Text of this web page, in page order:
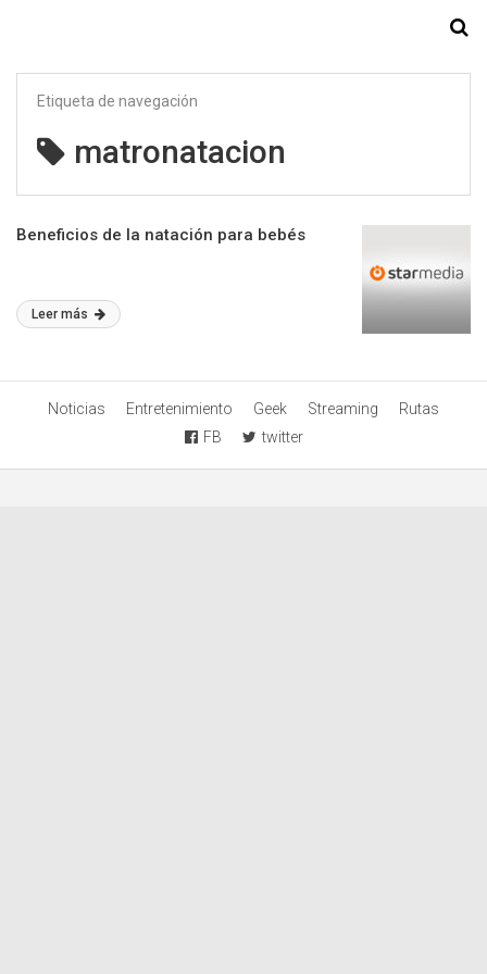
Etiqueta de navegación
matronatacion
Beneficios de la natación para bebés
Leer más
Noticias Entretenimiento Geek Streaming
Rutas
FB
twitter